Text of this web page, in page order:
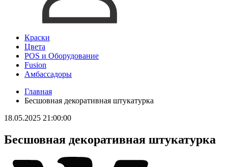
Краски
Цвета
POS и Оборудование
Fusion
Амбассадоры
Главная
Бесшовная декоративная штукатурка
18.05.2025 21:00:00
Бесшовная декоративная штукатурка